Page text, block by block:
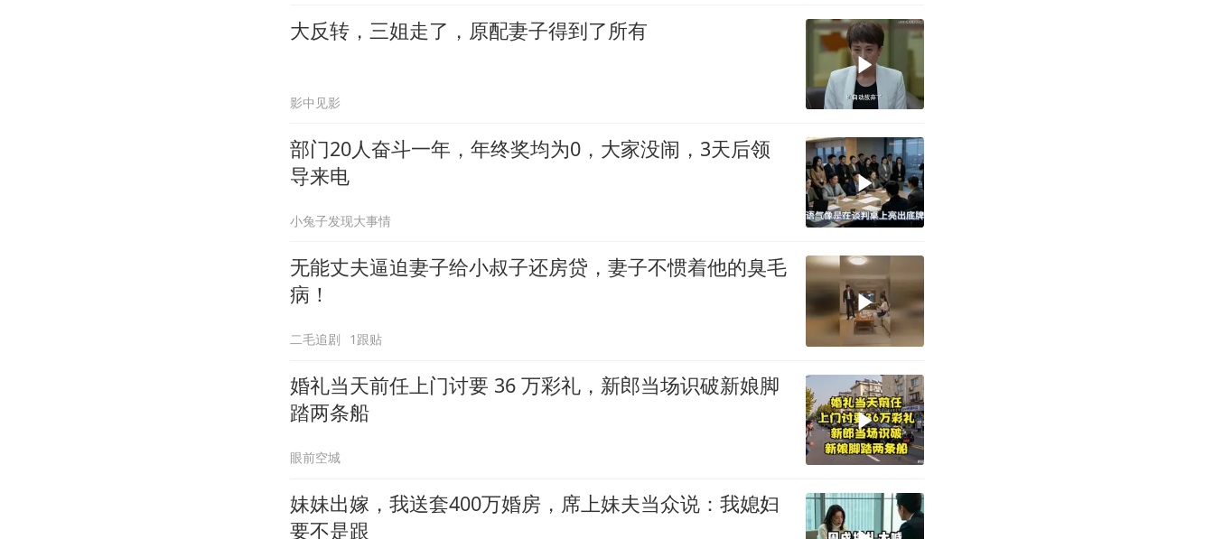
大反转，三姐走了，原配妻子得到了所有
影中见影
部门20人奋斗一年，年终奖均为0，大家没闹，3天后领
导来电
小兔子发现大事情
无能丈夫逼迫妻子给小叔子还房贷，妻子不惯着他的臭毛
病！
二毛追剧 1跟贴
婚礼当天前任上门讨要 36 万彩礼，新郎当场识破新娘脚
踏两条船
眼前空城
妹妹出嫁，我送套400万婚房，席上妹夫当众说：我媳妇
要不是跟